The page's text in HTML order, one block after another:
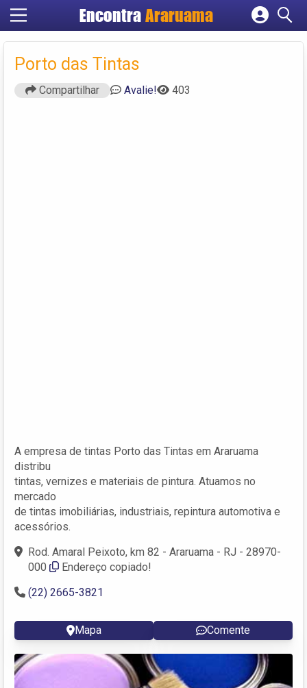
EncontraAraruama
Cadastrar empresa
Porto das Tintas
Compartilhar Avalie! 403
A empresa de tintas Porto das Tintas em Araruama
distribu
tintas, vernizes e materiais de pintura. Atuamos no
mercado
de tintas imobiliárias, industriais, repintura automotiva e
acessórios.
Rod. Amaral Peixoto, km 82 - Araruama - RJ - 28970-
000
Endereço copiado!
(22) 2665-3821
Mapa Comente